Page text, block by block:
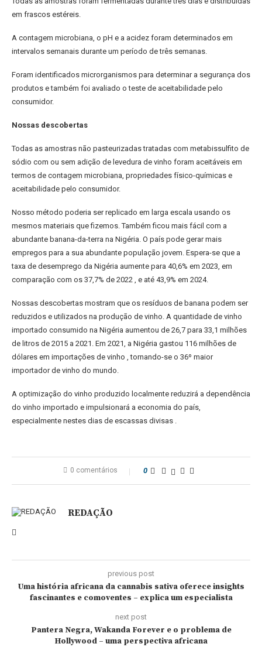
em frascos estéreis.
A contagem microbiana, o pH e a acidez foram determinados em
intervalos semanais durante um período de três semanas.
Foram identificados microrganismos para determinar a segurança dos
produtos e também foi avaliado o teste de aceitabilidade pelo
consumidor.
Nossas descobertas
Todas as amostras não pasteurizadas tratadas com metabissulfito de
sódio com ou sem adição de levedura de vinho foram aceitáveis ​​em
termos de contagem microbiana, propriedades físico-químicas e
aceitabilidade pelo consumidor.
Nosso método poderia ser replicado em larga escala usando os
mesmos materiais que fizemos. Também ficou mais fácil com a
abundante banana-da-terra na Nigéria. O país pode gerar mais
empregos para a sua abundante população jovem. Espera-se que a
taxa de desemprego da Nigéria aumente para 40,6% em 2023, em
comparação com os 37,7% de 2022 , e até 43,9% em 2024.
Nossas descobertas mostram que os resíduos de banana podem ser
reduzidos e utilizados na produção de vinho. A quantidade de vinho
importado consumido na Nigéria aumentou de 26,7 para 33,1 milhões
de litros de 2015 a 2021. Em 2021, a Nigéria gastou 116 milhões de
dólares em importações de vinho , tornando-se o 36º maior
importador de vinho do mundo.
A optimização do vinho produzido localmente reduzirá a dependência
do vinho importado e impulsionará a economia do país,
especialmente nestes dias de escassas divisas .
0 comentários 0
REDAÇÃO
previous post
Uma história africana da cannabis sativa oferece insights
fascinantes e comoventes – explica um especialista
next post
Pantera Negra, Wakanda Forever e o problema de
Hollywood – uma perspectiva africana